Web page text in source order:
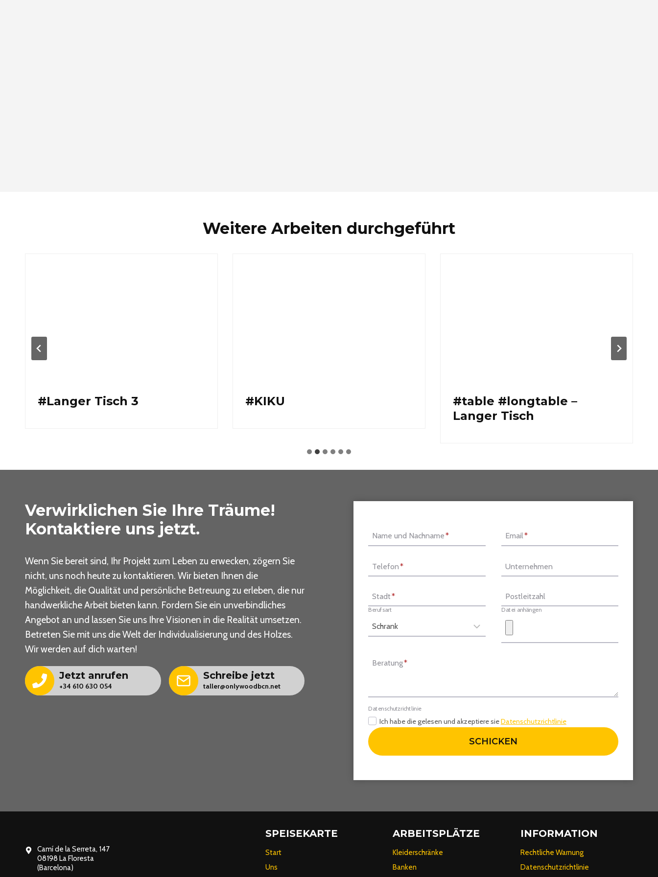
Weitere Arbeiten durchgeführt
#Langer Tisch 3 #KIKU
#table #longtable –
Langer Tisch
Verwirklichen Sie Ihre Träume!
Kontaktiere uns jetzt.
Wenn Sie bereit sind, Ihr Projekt zum Leben zu erwecken, zögern Sie
nicht, uns noch heute zu kontaktieren. Wir bieten Ihnen die
Möglichkeit, die Qualität und persönliche Betreuung zu erleben, die nur
handwerkliche Arbeit bieten kann. Fordern Sie ein unverbindliches
Angebot an und lassen Sie uns Ihre Visionen in die Realität umsetzen.
Betreten Sie mit uns die Welt der Individualisierung und des Holzes.
Wir werden auf dich warten!
Jetzt anrufen
+34 610 630 054
Schreibe jetzt
taller@onlywoodbcn.net
Name und Nachname* Email*
Telefon* Unternehmen
Stadt* Postleitzahl
Berufsart Datei anhängen
Beratung*
Datenschutzrichtlinie
Ich habe die gelesen und akzeptiere sieDatenschutzrichtlinie
SCHICKEN
Camí de la Serreta, 147
08198 La Floresta
(Barcelona)
SPEISEKARTE
Start
Uns
ARBEITSPLÄTZE
Kleiderschränke
Banken
INFORMATION
Rechtliche Warnung
Datenschutzrichtlinie